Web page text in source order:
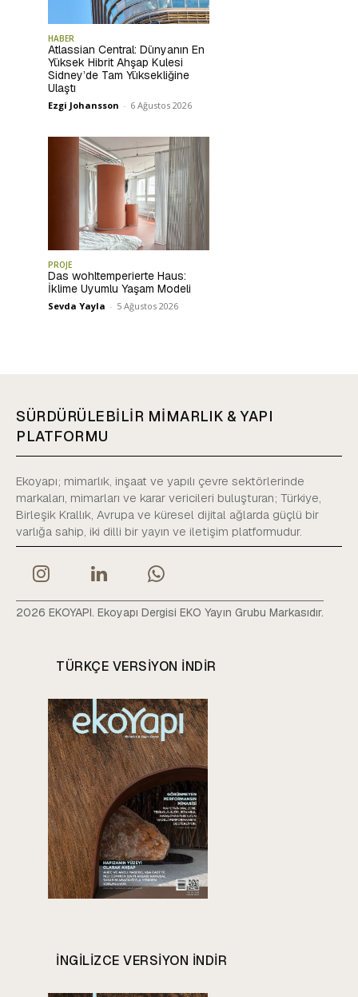
HABER
Atlassian Central: Dünyanın En
Yüksek Hibrit Ahşap Kulesi
Sidney’de Tam Yüksekliğine
Ulaştı
Ezgi Johansson - 6 Ağustos 2026
PROJE
Das wohltemperierte Haus:
İklime Uyumlu Yaşam Modeli
Sevda Yayla - 5 Ağustos 2026
SÜRDÜRÜLEBİLİR MİMARLIK & YAPI
PLATFORMU
Ekoyapı; mimarlık, inşaat ve yapılı çevre sektörlerinde
markaları, mimarları ve karar vericileri buluşturan; Türkiye,
Birleşik Krallık, Avrupa ve küresel dijital ağlarda güçlü bir
varlığa sahip, iki dilli bir yayın ve iletişim platformudur.
2026 EKOYAPI. Ekoyapı Dergisi EKO Yayın Grubu Markasıdır.
TÜRKÇE VERSIYON INDIR
INGILIZCE VERSIYON INDIR